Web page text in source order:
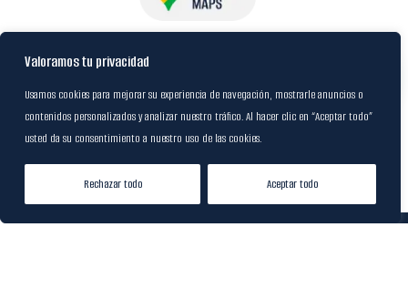
Valoramos tu privacidad
Usamos cookies para mejorar su experiencia de navegación, mostrarle anuncios o
contenidos personalizados y analizar nuestro tráfico. Al hacer clic en “Aceptar todo”
usted da su consentimiento a nuestro uso de las cookies.
Rechazar todo Aceptar todo
USuarios
Política de Datos
Certificación FSC